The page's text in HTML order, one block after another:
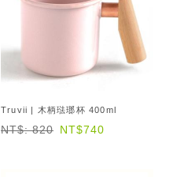
Truvii | 木柄琺瑯杯 400ml
NT$: 820 NT$740